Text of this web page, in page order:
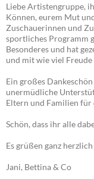
Liebe Artistengruppe,
Können, eurem Mut
Zuschauerinnen und
sportliches Programm
Besonderes und hat
und mit wie viel
Ein großes
unermüdliche
Eltern und Familien für
Schön, dass ihr alle
Es grüßen ganz herzlich
Jani, Bettina & Co